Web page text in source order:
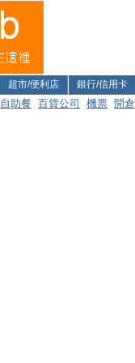
超市/便利店 銀行/信用卡
自助餐 百貨公司 機票 開倉